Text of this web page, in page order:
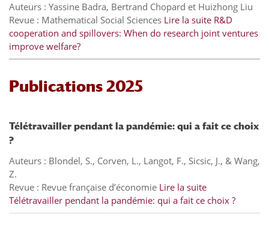
Auteurs : Yassine Badra, Bertrand Chopard et Huizhong Liu
Revue : Mathematical Social Sciences Lire la suite R&D
cooperation and spillovers: When do research joint ventures
improve welfare?
Publications 2025
Télétravailler pendant la pandémie: qui a fait ce choix
?
Auteurs : Blondel, S., Corven, L., Langot, F., Sicsic, J., & Wang,
Z.
Revue : Revue française d’économie Lire la suite
Télétravailler pendant la pandémie: qui a fait ce choix ?